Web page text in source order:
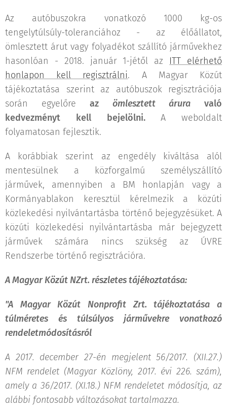
Az autóbuszokra vonatkozó 1000 kg-os
tengelytúlsúly-toleranciához - az élőállatot,
ömlesztett árut vagy folyadékot szállító járművekhez
hasonlóan - 2018. január 1-jétől az ITT elérhető
honlapon kell regisztrálni. A Magyar Közút
tájékoztatása szerint az autóbuszok regisztrációja
során egyelőre az ömlesztett árura való
kedvezményt kell bejelölni.A weboldalt
folyamatosan fejlesztik.
A korábbiak szerint az engedély kiváltása alól
mentesülnek a közforgalmú személyszállító
járművek, amennyiben a BM honlapján vagy a
Kormányablakon keresztül kérelmezik a közúti
közlekedési nyilvántartásba történő bejegyzésüket. A
közúti közlekedési nyilvántartásba már bejegyzett
járművek számára nincs szükség az ÚVRE
Rendszerbe történő regisztrációra.
A Magyar Közút NZrt. részletes tájékoztatása:
"A Magyar Közút Nonprofit Zrt. tájékoztatása a
túlméretes és túlsúlyos járművekre vonatkozó
rendeletmódosításról
A 2017. december 27-én megjelent 56/2017. (XII.27.)
NFM rendelet (Magyar Közlöny, 2017. évi 226. szám),
amely a 36/2017. (XI.18.) NFM rendeletet módosítja, az
alábbi fontosabb változásokat tartalmazza.